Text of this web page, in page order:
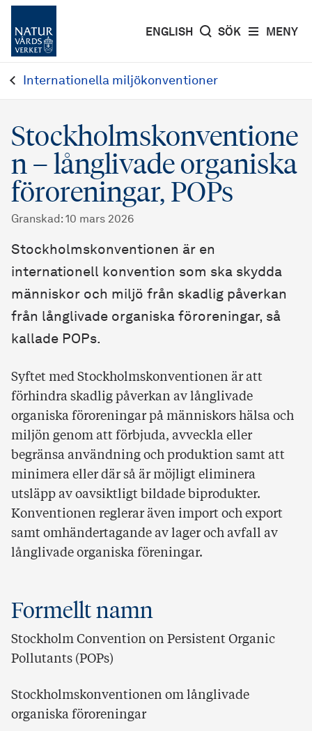
MENY
ENGLISH SÖK
Internationella miljökonventioner
Stockholmskonventione
n – långlivade organiska
föroreningar, POPs
Granskad : 10 mars 2026
Stockholmskonventionen är en
internationell konvention som ska skydda
människor och miljö från skadlig påverkan
från långlivade organiska föroreningar, så
kallade POPs.
Syftet med Stockholmskonventionen är att
förhindra skadlig påverkan av långlivade
organiska föroreningar på människors hälsa och
miljön genom att förbjuda, avveckla eller
begränsa användning och produktion samt att
minimera eller där så är möjligt eliminera
utsläpp av oavsiktligt bildade biprodukter.
Konventionen reglerar även import och export
samt omhändertagande av lager och avfall av
långlivade organiska föreningar.
Formellt namn
Stockholm Convention on Persistent Organic
Pollutants (POPs)
Stockholmskonventionen om långlivade
organiska föroreningar